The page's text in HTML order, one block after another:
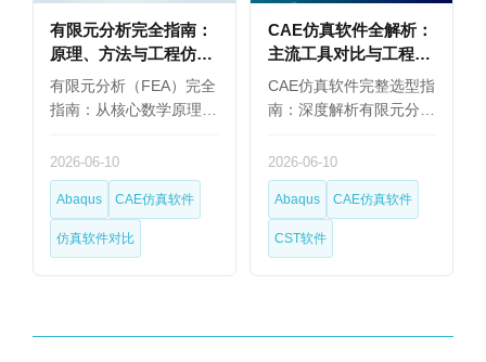
有限元分析完全指南：
原理、方法与工程仿真
软件选型（2026）
有限元分析（FEA）完全
指南：从核心数学原理…
2026-06-10
Abaqus CAE仿真软件
仿真软件对比
CAE仿真软件全解析：
主流工具对比与工程师
选型指南
CAE仿真软件完整选型指
南：深度解析有限元分…
2026-06-10
Abaqus CAE仿真软件
CST软件